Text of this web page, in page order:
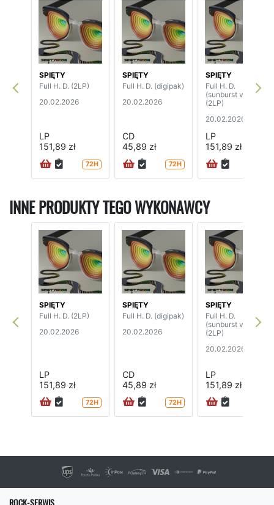
SPIĘTY
Full H. D. (2LP)
20.02.2026
LP
151,89 zł
72H
SPIĘTY
Full H. D. (digipak)
20.02.2026
CD
45,89 zł
72H
SPIĘTY
Full H. D.
(sunburst vinyl)
(2LP)
20.02.2026
LP
151,89 zł
INNE PRODUKTY TEGO WYKONAWCY
SPIĘTY
Full H. D. (2LP)
20.02.2026
LP
151,89 zł
72H
SPIĘTY
Full H. D. (digipak)
20.02.2026
CD
45,89 zł
72H
SPIĘTY
Full H. D.
(sunburst vinyl)
(2LP)
20.02.2026
LP
151,89 zł